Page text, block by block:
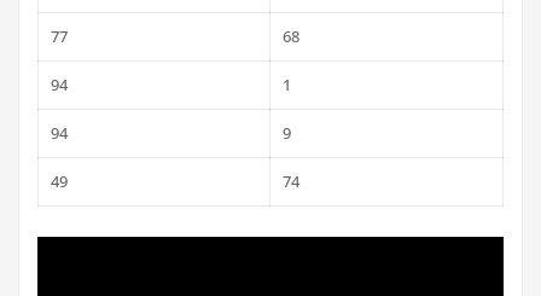
77 68
94 1
94 9
49 74